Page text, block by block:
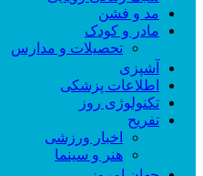
مد و فشن
مادر و کودک
تحصیلات و مدارس
آشپزی
اطلاعات پزشکی
تکنولوژی روز
تفریح
اخبار ورزشی
هنر و سینما